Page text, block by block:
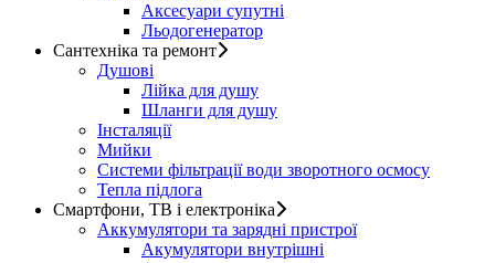
Аксесуари супутні
Льодогенератор
Сантехніка та ремонт
Душові
Лійка для душу
Шланги для душу
Інсталяції
Мийки
Системи фільтрації води зворотного осмосу
Тепла підлога
Смартфони, ТВ і електроніка
Аккумулятори та зарядні пристрої
Акумулятори внутрішні